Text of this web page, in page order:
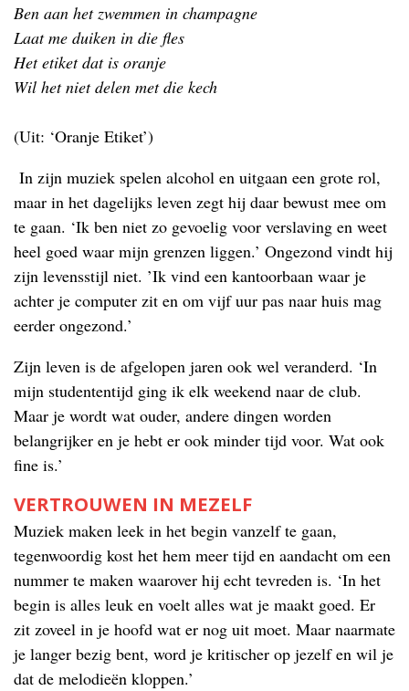
Ben aan het zwemmen in champagne
Laat me duiken in die fles
Het etiket dat is oranje
Wil het niet delen met die kech
(Uit: ‘Oranje Etiket’)
In zijn muziek spelen alcohol en uitgaan een grote rol,
maar in het dagelijks leven zegt hij daar bewust mee om
te gaan. ‘Ik ben niet zo gevoelig voor verslaving en weet
heel goed waar mijn grenzen liggen.’ Ongezond vindt hij
zijn levensstijl niet. ’Ik vind een kantoorbaan waar je
achter je computer zit en om vijf uur pas naar huis mag
eerder ongezond.’
Zijn leven is de afgelopen jaren ook wel veranderd. ‘In
mijn studententijd ging ik elk weekend naar de club.
Maar je wordt wat ouder, andere dingen worden
belangrijker en je hebt er ook minder tijd voor. Wat ook
fine is.’
VERTROUWEN IN MEZELF
Muziek maken leek in het begin vanzelf te gaan,
tegenwoordig kost het hem meer tijd en aandacht om een
nummer te maken waarover hij echt tevreden is. ‘In het
begin is alles leuk en voelt alles wat je maakt goed. Er
zit zoveel in je hoofd wat er nog uit moet. Maar naarmate
je langer bezig bent, word je kritischer op jezelf en wil je
dat de melodieën kloppen.’